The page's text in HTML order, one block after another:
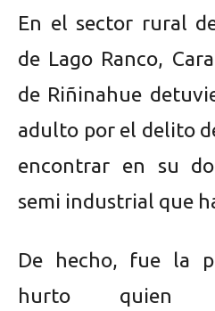
En el sector rural
de Lago Ranco,
de Riñinahue
adulto por el delito
encontrar en su
semi industrial que
De hecho, fue la
hurto quien